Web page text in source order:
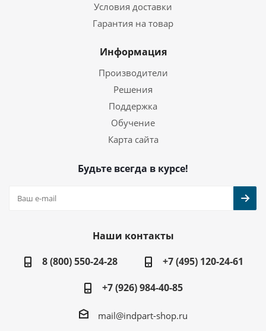
Условия доставки
Гарантия на товар
Информация
Производители
Решения
Поддержка
Обучение
Карта сайта
Будьте всегда в курсе!
Наши контакты
8 (800) 550-24-28
+7 (495) 120-24-61
+7 (926) 984-40-85
mail@indpart-shop.ru